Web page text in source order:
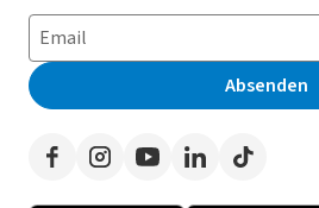
Impressum
Erklärung zur Barrierefreiheit
Presse
Häufig gestellte Fragen
Leasing-Lexikon
Auto-Tests
Werben auf LeasingMarkt.de
Privatleasing
Leasing-Vergleiche
Herstellerverzeichnis
Händlerverzeichnis
Absenden